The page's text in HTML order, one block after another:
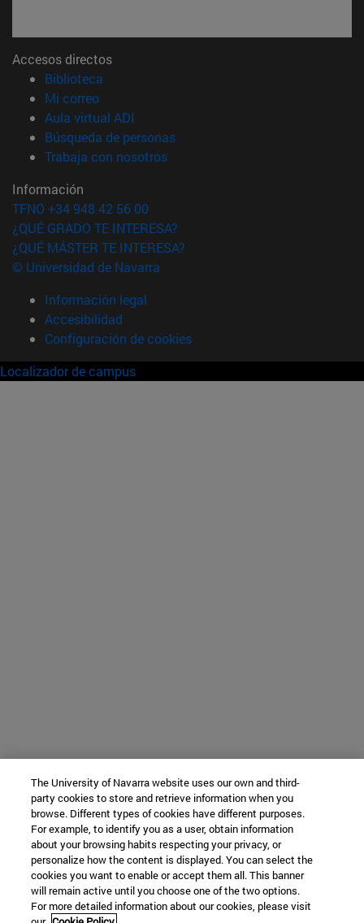
Accesos directos
Biblioteca
Mi correo(abre en nueva ventana)
Aula virtual ADI
Búsqueda de personas(abre en nueva ventana)
Trabaja con nosotros(abre en nueva ventana)
Información
TFNO +34 948 42 56 00
¿QUÉ GRADO TE INTERESA?
¿QUÉ MÁSTER TE INTERESA?
© Universidad de Navarra
Información legal
Accesibilidad
Configuración de cookies
Localizador de campus
The University of Navarra website uses our own and third-
party cookies to store and retrieve information when you
browse. Different types of cookies have different purposes.
For example, to identify you as a user, obtain information
about your browsing habits respecting your privacy, or
personalize how the content is displayed. You can select the
cookies you want to enable or accept them all. This banner
will remain active until you choose one of the two options.
For more detailed information about our cookies, please visit